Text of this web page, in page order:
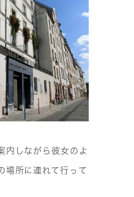
内しながら彼女のよ
場所に連れて行って